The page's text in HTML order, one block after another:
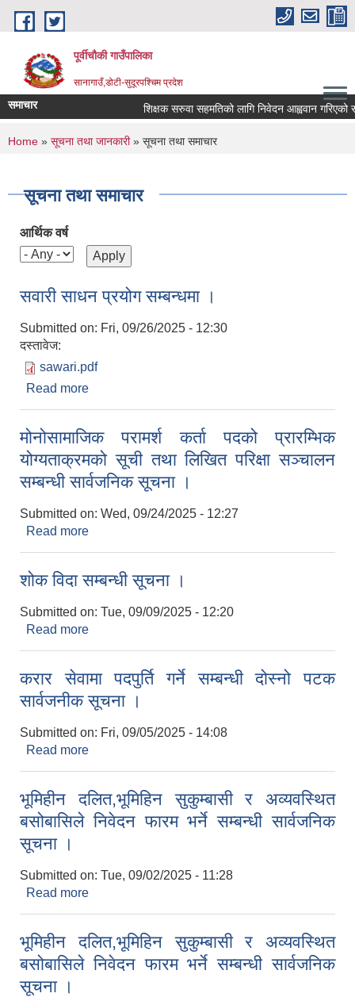
Skip to main content
पूर्वीचौकी गाउँपालिका
सानागाउँ,डोटी-सुदूरपश्चिम प्रदेश
समाचार शिक्षक सरुवा सहमतिको लागि निवेदन आह्ववान गरिएको
You are here
Home » सूचना तथा जानकारी» सूचना तथा समाचार
सूचना तथा समाचार
आर्थिक वर्ष
सवारी साधन प्रयोग सम्बन्धमा ।
Submitted on: Fri, 09/26/2025 - 12:30
दस्तावेज:
sawari.pdf
Read more
मोनोसामाजिक परामर्श कर्ता पदको प्रारम्भिक
योग्यताक्रमको सूची तथा लिखित परिक्षा सञ्चालन
सम्बन्धी सार्वजनिक सूचना ।
Submitted on: Wed, 09/24/2025 - 12:27
Read more
शोक विदा सम्बन्धी सूचना ।
Submitted on: Tue, 09/09/2025 - 12:20
Read more
करार सेवामा पदपुर्ति गर्ने सम्बन्धी दोस्नो पटक
सार्वजनीक सूचना ।
Submitted on: Fri, 09/05/2025 - 14:08
Read more
भूमिहीन दलित,भूमिहिन सुकुम्बासी र अव्यवस्थित
बसोबासिले निवेदन फारम भर्ने सम्बन्धी सार्वजनिक
सूचना ।
Submitted on: Tue, 09/02/2025 - 11:28
Read more
भूमिहीन दलित,भूमिहिन सुकुम्बासी र अव्यवस्थित
बसोबासिले निवेदन फारम भर्ने सम्बन्धी सार्वजनिक
सूचना ।